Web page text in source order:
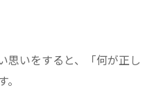
思いをすると、「何が正し